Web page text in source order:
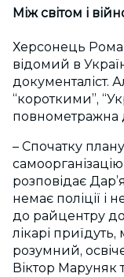
Між світом і
Херсонець
відомий в
документаліст.
“короткими”,
повнометражна
– Спочатку
розповідає
немає поліції
до райцентру
лікарі
розумний,
Віктор Маруняк